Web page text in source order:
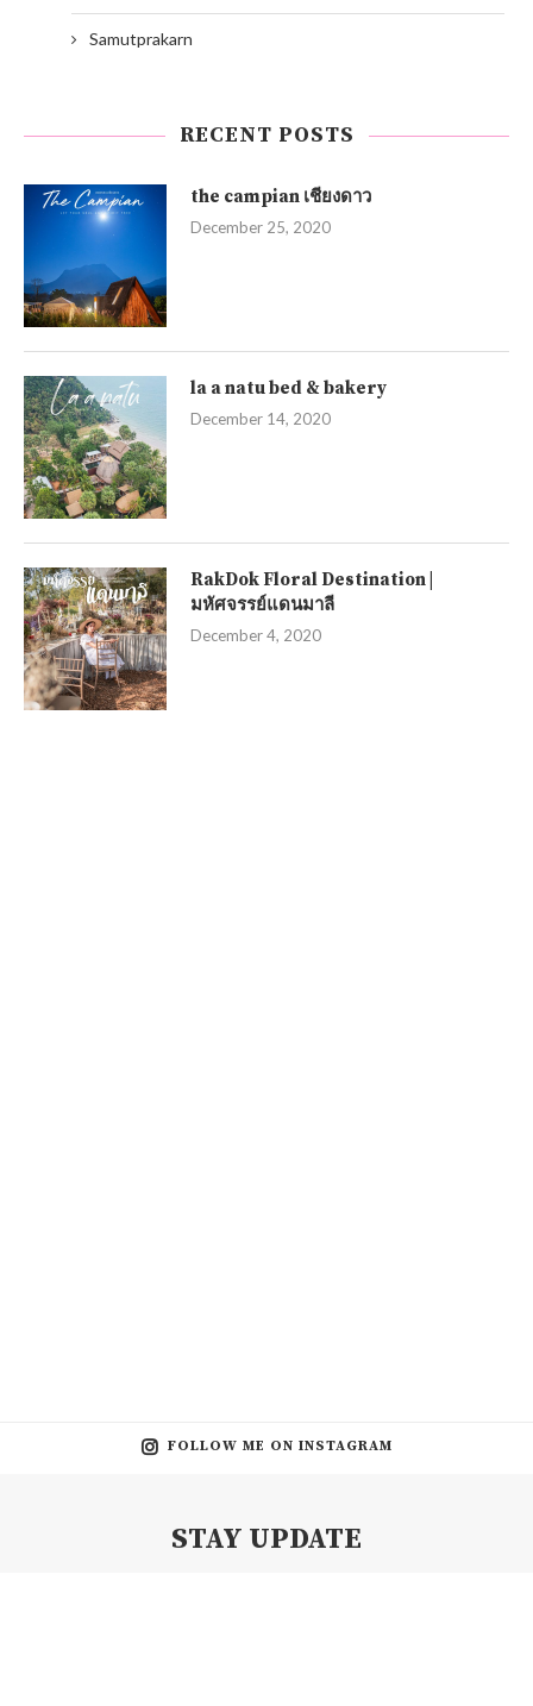
Samutprakarn
RECENT POSTS
the campian เชียงดาว
December 25, 2020
la a natu bed & bakery
December 14, 2020
RakDok Floral Destination |
มหัศจรรย์แดนมาลี
December 4, 2020
FOLLOW ME ON INSTAGRAM
STAY UPDATE